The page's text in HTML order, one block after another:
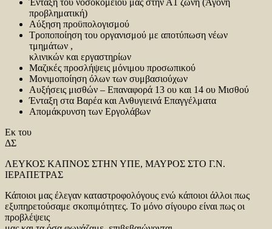
προβληματική)
Αύξηση προϋπολογισμού
Τροποποίηση του οργανισμού με αποτύπωση νέων
τμημάτων ,
κλινικών και εργαστηρίων
Μαζικές προσλήψεις μόνιμου προσωπικού
Μονιμοποίηση όλων των συμβασιούχων
Αυξήσεις μισθών – Επαναφορά 13 ου και 14 ου Μισθού
Ένταξη στα Βαρέα και Ανθυγιεινά Επαγγέλματα
Απομάκρυνση των Εργολάβων
Εκ του
ΔΣ
ΛΕΥΚΟΣ ΚΑΠΝΟΣ ΣΤΗΝ ΥΠΕ, ΜΑΥΡΟΣ ΣΤΟ Γ.Ν.
ΙΕΡΑΠΕΤΡΑΣ
Κάποιοι μας έλεγαν καταστροφολόγους ενώ κάποιοι άλλοι πως
εξυπηρετούσαμε σκοπιμότητες. Το μόνο σίγουρο είναι πως οι
προβλέψεις